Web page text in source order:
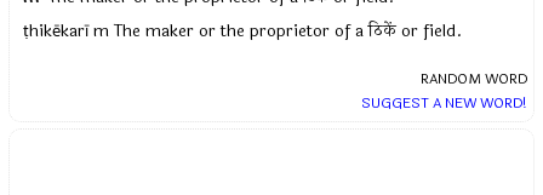
ṭhikēkarī m The maker or the proprietor of a ठिकें or field.
RANDOM WORD
SUGGEST A NEW WORD!